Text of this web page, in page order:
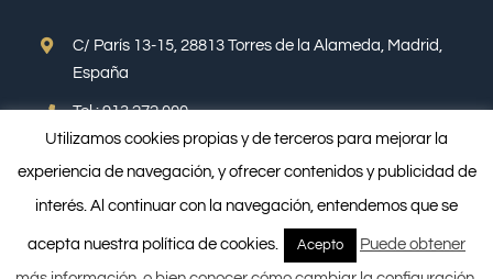
C/ París 13-15, 28813 Torres de la Alameda, Madrid,
España
Tel.: 913 272 000
Email: info@logimail.es
Web española: www.logimail.es
English-Web: www.logimail.eu
Utilizamos cookies propias y de terceros para mejorar la
experiencia de navegación, y ofrecer contenidos y publicidad de
interés. Al continuar con la navegación, entendemos que se
acepta nuestra política de cookies. Acepto Puede obtener